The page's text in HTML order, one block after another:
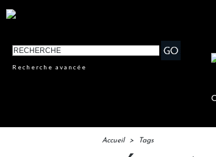
Recherche avancée
Accueil > Tags